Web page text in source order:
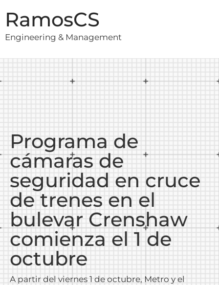
RamosCS
Engineering & Management
Programa de
cámaras de
seguridad en cruce
de trenes en el
bulevar Crenshaw
comienza el 1 de
octubre
A partir del viernes 1 de octubre, Metro y el